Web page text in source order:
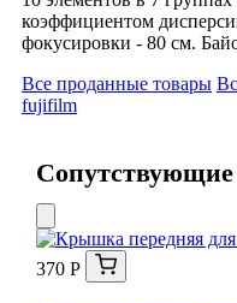
коэффициентом
фокусировки - 80 см.
Все проданные товары
fujifilm
370 Р